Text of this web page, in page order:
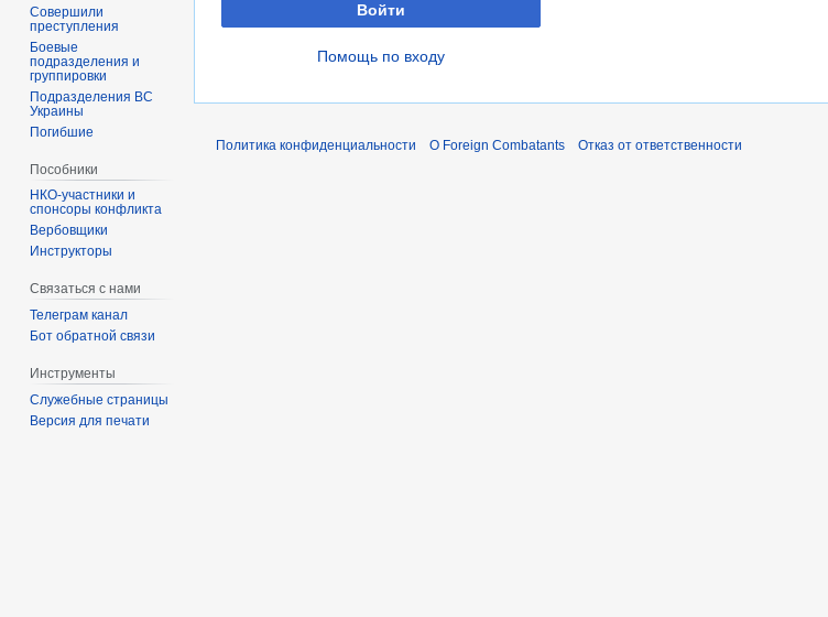
Войти
Помощь по входу
Совершили
преступления
Боевые
подразделения и
группировки
Подразделения ВС
Украины
Погибшие
Пособники
спонсоры конфликта
‏‎Вербовщики
Инструкторы
Связаться с нами
Телеграм канал
Бот обратной связи
Инструменты
Служебные страницы
Версия для печати
Политика конфиденциальности О Foreign Combatants Отказ от ответственности